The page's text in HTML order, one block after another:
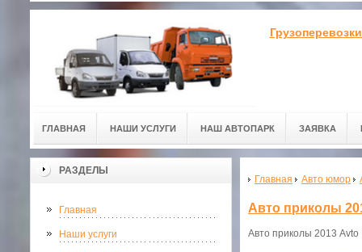
ГЛАВНАЯ НАШИ УСЛУГИ НАШ АВТОПАРК ЗАЯВКА
РАЗДЕЛЫ
Главная
Наши услуги
Главная Авто юмор
Авто приколы
Авто приколы 2013